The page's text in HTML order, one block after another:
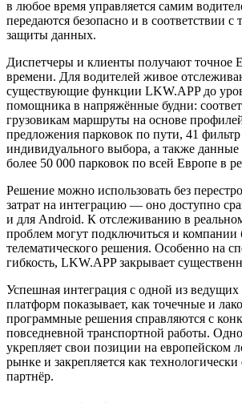
в любое время управляется самим
передаются безопасно и в соответствии с
защиты данных.
Диспетчеры и клиенты получают точное
времени. Для водителей живое
существующие функции LKW.APP до
помощника в напряжённые будни:
грузовикам маршруты на основе
предложения парковок по пути, 41 фильтр
индивидуального выбора, а также данные
более 50 000 парковок по всей Европе в
Решение можно использовать без
затрат на интеграцию — оно доступно
и для Android. К отслеживанию в
проблем могут подключиться и компании
телематического решения. Особенно на
гибкость, LKW.APP закрывает
Успешная интеграция с одной из ведущих
платформ показывает, как точечные и
программные решения справляются с
повседневной транспортной работы.
укрепляет свои позиции на европейском
рынке и закрепляется как
партнёр.